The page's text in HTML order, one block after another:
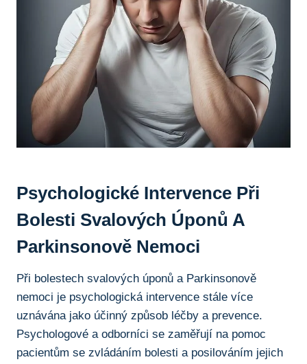
Psychologické Intervence⁣ Při
Bolesti Svalových ⁣úponů ​a ​
Parkinsonově Nemoci
Při bolestech svalových úponů a Parkinsonově
nemoci je psychologická intervence stále více
uznávána ⁤jako účinný způsob⁣ léčby a prevence.
Psychologové a ‌odborníci ⁣se zaměřují ⁢na​ pomoc
⁤pacientům se ​zvládáním ‌bolesti a posilováním jejich